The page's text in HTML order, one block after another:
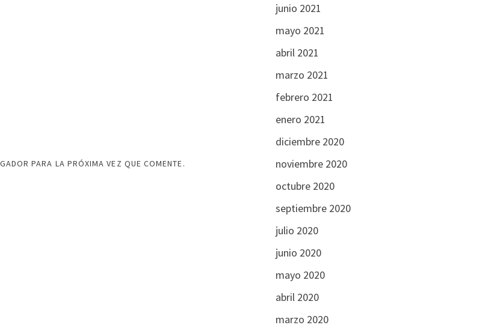
PARA LA PRÓXIMA VEZ QUE COMENTE.
junio 2021
mayo 2021
abril 2021
marzo 2021
febrero 2021
enero 2021
diciembre 2020
noviembre 2020
octubre 2020
septiembre 2020
julio 2020
junio 2020
mayo 2020
abril 2020
marzo 2020